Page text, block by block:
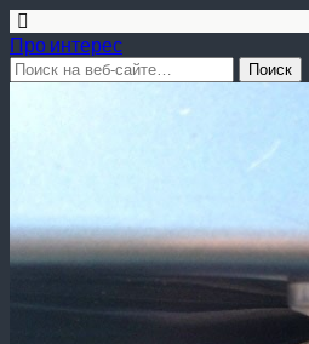
Про интерес